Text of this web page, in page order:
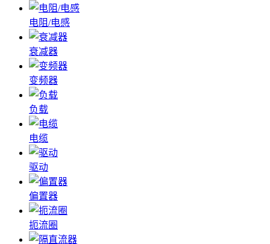
电阻/电感
衰减器
变频器
负载
电缆
驱动
偏置器
扼流圈